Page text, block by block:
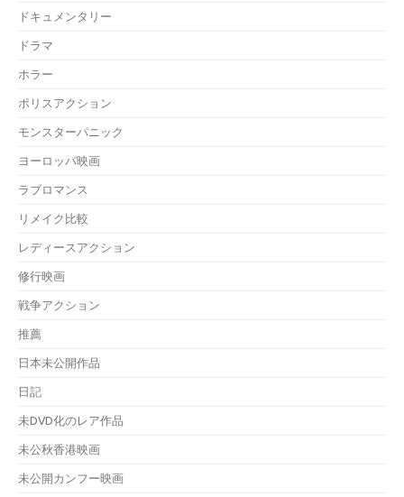
ドキュメンタリー
ドラマ
ホラー
ポリスアクション
モンスターパニック
ヨーロッパ映画
ラブロマンス
リメイク比較
レディースアクション
修行映画
戦争アクション
推薦
日本未公開作品
日記
未DVD化のレア作品
未公秋香港映画
未公開カンフー映画